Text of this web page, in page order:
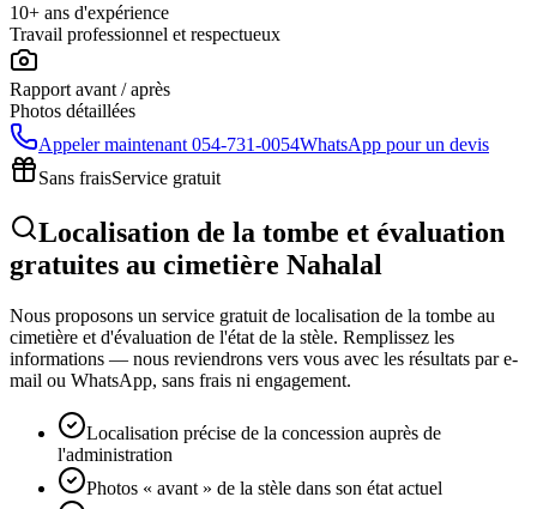
10+ ans d'expérience
Travail professionnel et respectueux
Rapport avant / après
Photos détaillées
Appeler maintenant 054-731-0054WhatsApp pour un devis
Sans fraisService gratuit
Localisation de la tombe et évaluation
gratuites au cimetière Nahalal
Nous proposons un service gratuit de localisation de la tombe au
cimetière et d'évaluation de l'état de la stèle. Remplissez les
informations — nous reviendrons vers vous avec les résultats par e-
mail ou WhatsApp, sans frais ni engagement.
Localisation précise de la concession auprès de
l'administration
Photos « avant » de la stèle dans son état actuel